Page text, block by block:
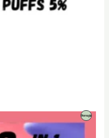
PromoçãoProduto